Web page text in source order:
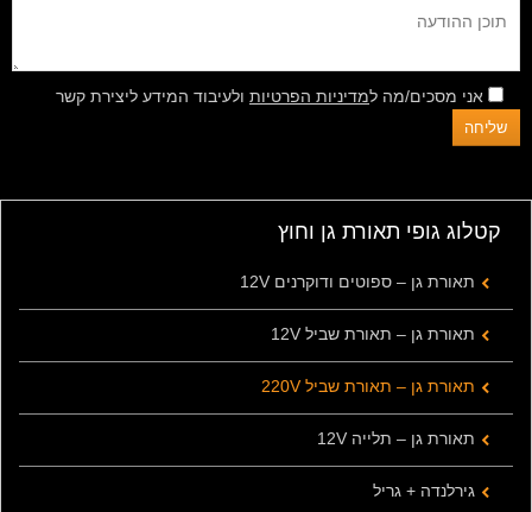
אני מסכים/מה למדיניות הפרטיות ולעיבוד המידע ליצירת קשר
קטלוג גופי תאורת גן וחוץ
תאורת גן – ספוטים ודוקרנים 12V
תאורת גן – תאורת שביל 12V
תאורת גן – תאורת שביל 220V
תאורת גן – תלייה 12V
גירלנדה + גריל